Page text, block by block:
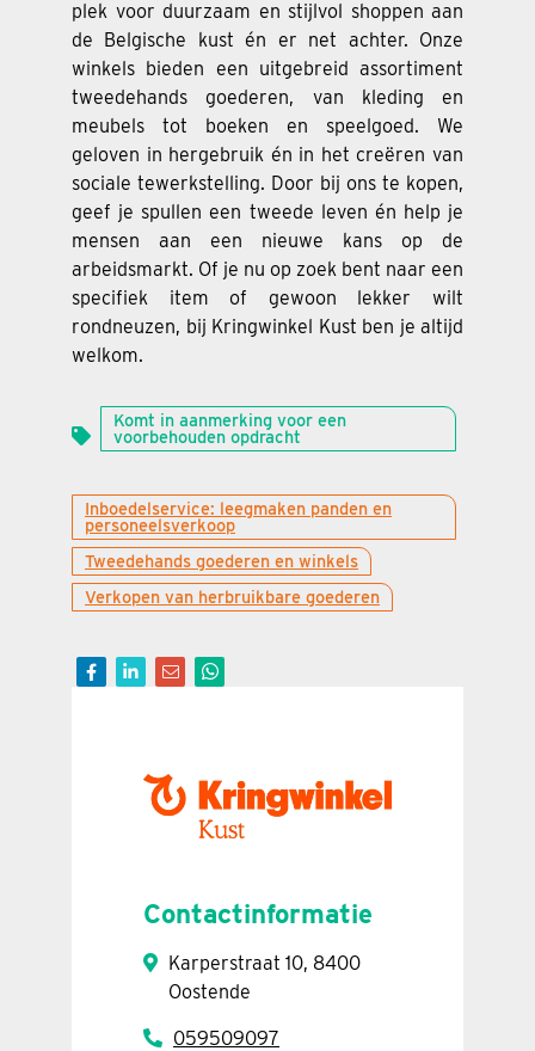
plek voor duurzaam en stijlvol shoppen aan
de Belgische kust én er net achter. Onze
winkels bieden een uitgebreid assortiment
tweedehands goederen, van kleding en
meubels tot boeken en speelgoed. We
geloven in hergebruik én in het creëren van
sociale tewerkstelling. Door bij ons te kopen,
geef je spullen een tweede leven én help je
mensen aan een nieuwe kans op de
arbeidsmarkt. Of je nu op zoek bent naar een
specifiek item of gewoon lekker wilt
rondneuzen, bij Kringwinkel Kust ben je altijd
welkom.
Komt in aanmerking voor een
voorbehouden opdracht
Inboedelservice: leegmaken panden en
personeelsverkoop
Tweedehands goederen en winkels
Verkopen van herbruikbare goederen
Contactinformatie
Karperstraat 10, 8400
Oostende
059509097